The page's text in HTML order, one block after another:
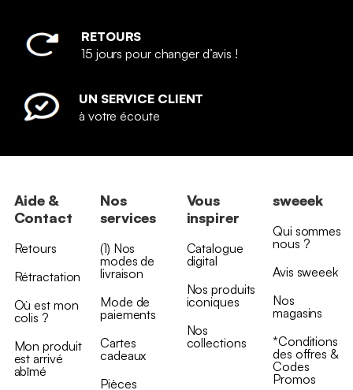
RETOURS
15 jours pour changer d’avis !
UN SERVICE CLIENT
à votre écoute
Aide &
Contact
Retours
Rétractation
Où est mon
colis ?
Mon produit
est arrivé
abîmé
Nos
services
(1) Nos
modes de
livraison
Mode de
paiements
Cartes
cadeaux
Pièces
Vous
inspirer
Catalogue
digital
Nos produits
iconiques
Nos
collections
sweeek
Qui sommes
nous ?
Avis sweeek
Nos
magasins
*Conditions
des offres &
Codes
Promos